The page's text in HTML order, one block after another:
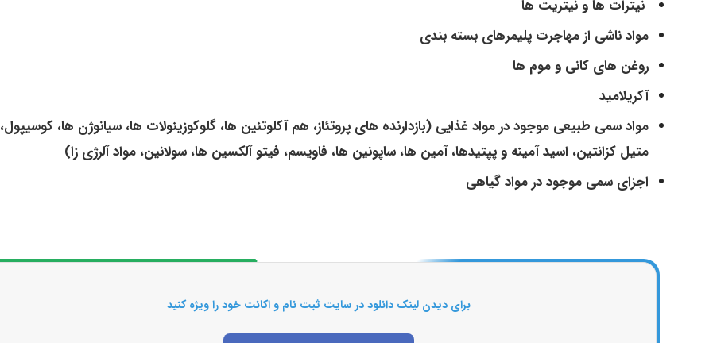
نیترات ها و نیتریت ها
مواد ناشی از مهاجرت پلیمرهای بسته بندی
روغن های کانی و موم ها
آکریلامید
مواد سمی طبیعی موجود در مواد غذایی (بازدارنده های پروتئاز، هم آکلوتنین ها، گلوکوزینولات ها، سیانوژن ها، کوسیپول،
متیل کزانتین، اسید آمینه و پپتیدها، آمین ها، ساپونین ها، فاویسم، فیتو آلکسین ها، سولانین، مواد آلرژی زا)
اجزای سمی موجود در مواد گیاهی
برای دیدن لینک دانلود در سایت ثبت نام و اکانت خود را ویژه کنید